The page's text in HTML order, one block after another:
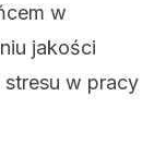
w
jakości
w pracy